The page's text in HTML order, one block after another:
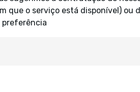
que o serviço está disponível) ou
preferência